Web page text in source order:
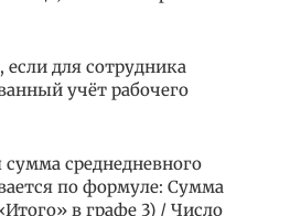
если для сотрудника
учёт рабочего
среднедневного
по формуле: Сумма
в графе 3) / Число